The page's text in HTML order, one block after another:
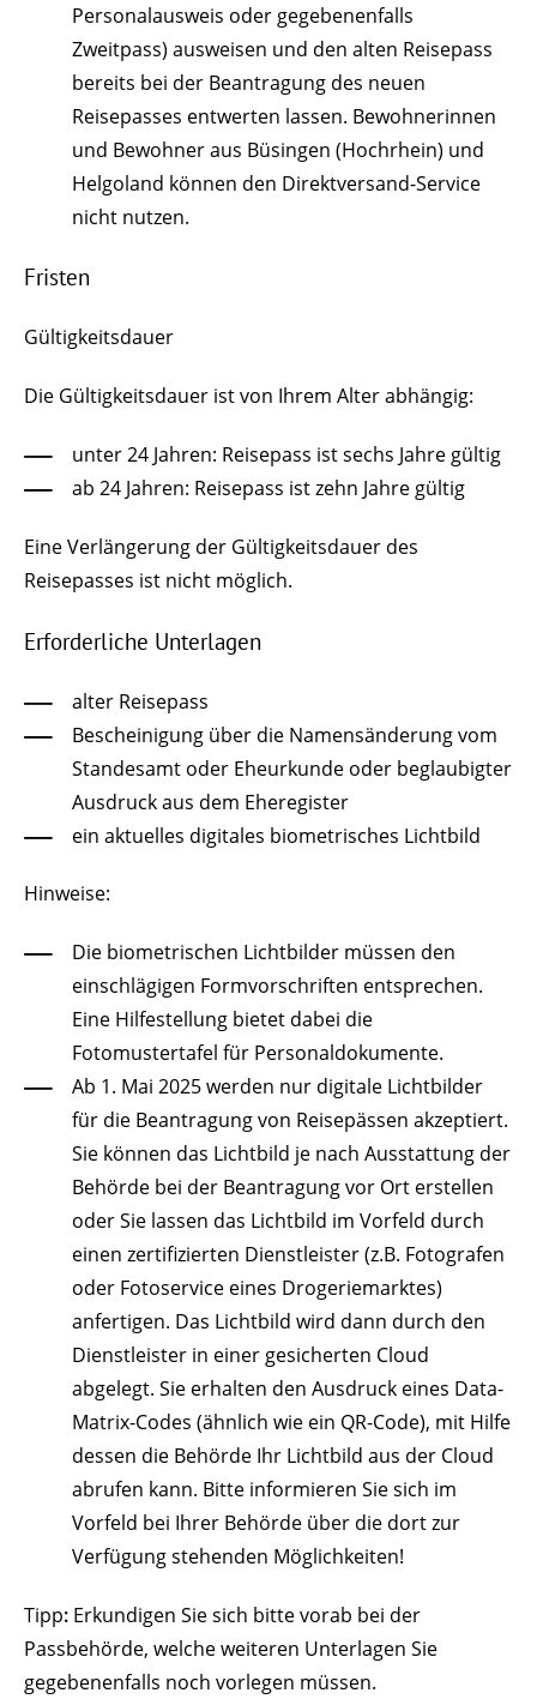
Personalausweis oder gegebenenfalls
Zweitpass) ausweisen und den alten Reisepass
bereits bei der Beantragung des neuen
Reisepasses entwerten lassen. Bewohnerinnen
und Bewohner aus Büsingen (Hochrhein) und
Helgoland können den Direktversand-Service
nicht nutzen.
Fristen
Gültigkeitsdauer
Die Gültigkeitsdauer ist von Ihrem Alter abhängig:
unter 24 Jahren: Reisepass ist sechs Jahre gültig
ab 24 Jahren: Reisepass ist zehn Jahre gültig
Eine Verlängerung der Gültigkeitsdauer des
Reisepasses ist nicht möglich.
Erforderliche Unterlagen
alter Reisepass
Bescheinigung über die Namensänderung vom
Standesamt oder Eheurkunde oder beglaubigter
Ausdruck aus dem Eheregister
ein aktuelles digitales biometrisches Lichtbild
Hinweise:
Die biometrischen Lichtbilder müssen den
einschlägigen Formvorschriften entsprechen.
Eine Hilfestellung bietet dabei die
Fotomustertafel für Personaldokumente.
Ab 1. Mai 2025 werden nur digitale Lichtbilder
für die Beantragung von Reisepässen akzeptiert.
Sie können das Lichtbild je nach Ausstattung der
Behörde bei der Beantragung vor Ort erstellen
oder Sie lassen das Lichtbild im Vorfeld durch
einen zertifizierten Dienstleister (z.B. Fotografen
oder Fotoservice eines Drogeriemarktes)
anfertigen. Das Lichtbild wird dann durch den
Dienstleister in einer gesicherten Cloud
abgelegt. Sie erhalten den Ausdruck eines Data-
Matrix-Codes (ähnlich wie ein QR-Code), mit Hilfe
dessen die Behörde Ihr Lichtbild aus der Cloud
abrufen kann. Bitte informieren Sie sich im
Vorfeld bei Ihrer Behörde über die dort zur
Verfügung stehenden Möglichkeiten!
Tipp: Erkundigen Sie sich bitte vorab bei der
Passbehörde, welche weiteren Unterlagen Sie
gegebenenfalls noch vorlegen müssen.